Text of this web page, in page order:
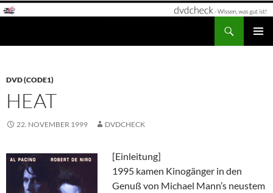
Zum
DVD (CODE1)
HEAT
22. NOVEMBER 1999 DVDCHECK
[Einleitung]
1995 kamen Kinogänger in den
Genuß von Michael Mann’s neustem